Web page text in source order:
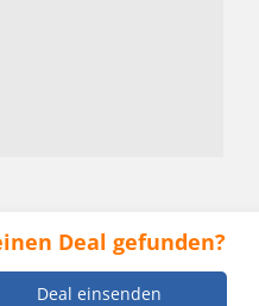
Deal gefunden?
Deal einsenden